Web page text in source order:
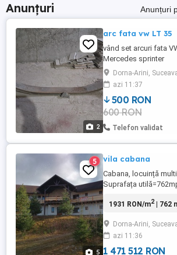
Anunțuri Anunțuri
2
arc fata vw LT 35
vând set arcuri fata
Mercedes sprinter
Dorna-Arini,
azi 11:37
500 RON
600 RON
Telefon validat
5
5 vila cabana
Cabana, locuință
Suprafața
baie; bucătărie open
apartament cu baie;7
proprii și balcoane.
cu bai proprii;1 baie
1931 RON/m2| 762
Dorna-Arini,
azi 11:36
1 471 512 RON